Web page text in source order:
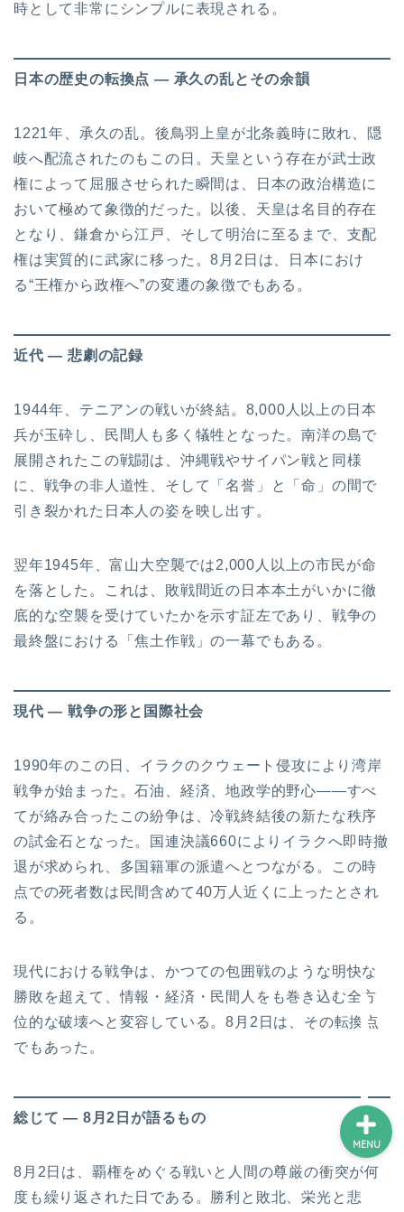
時として非常にシンプルに表現される。
日本の歴史の転換点 ― 承久の乱とその余韻
1221年、承久の乱。後鳥羽上皇が北条義時に敗れ、隠
岐へ配流されたのもこの日。天皇という存在が武士政
権によって屈服させられた瞬間は、日本の政治構造に
おいて極めて象徴的だった。以後、天皇は名目的存在
となり、鎌倉から江戸、そして明治に至るまで、支配
権は実質的に武家に移った。8月2日は、日本におけ
る“王権から政権へ”の変遷の象徴でもある。
近代 ― 悲劇の記録
1944年、テニアンの戦いが終結。8,000人以上の日本
兵が玉砕し、民間人も多く犠牲となった。南洋の島で
展開されたこの戦闘は、沖縄戦やサイパン戦と同様
に、戦争の非人道性、そして「名誉」と「命」の間で
引き裂かれた日本人の姿を映し出す。
翌年1945年、富山大空襲では2,000人以上の市民が命
を落とした。これは、敗戦間近の日本本土がいかに徹
底的な空襲を受けていたかを示す証左であり、戦争の
最終盤における「焦土作戦」の一幕でもある。
現代 ― 戦争の形と国際社会
1990年のこの日、イラクのクウェート侵攻により湾岸
戦争が始まった。石油、経済、地政学的野心――すべ
てが絡み合ったこの紛争は、冷戦終結後の新たな秩序
の試金石となった。国連決議660によりイラクへ即時撤
退が求められ、多国籍軍の派遣へとつながる。この時
点での死者数は民間含めて40万人近くに上ったとされ
る。
現代における戦争は、かつての包囲戦のような明快な
勝敗を超えて、情報・経済・民間人をも巻き込む全方
位的な破壊へと変容している。8月2日は、その転換点
でもあった。
総じて ― 8月2日が語るもの
8月2日は、覇権をめぐる戦いと人間の尊厳の衝突が何
度も繰り返された日である。勝利と敗北、栄光と悲
MENU
ホーム
サービス
ランキング